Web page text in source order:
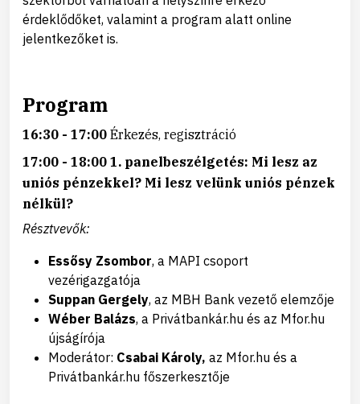
érdeklődőket, valamint a program alatt online
jelentkezőket is.
Program
16:30 - 17:00 Érkezés, regisztráció
17:00 - 18:00 1. panelbeszélgetés: Mi lesz az
uniós pénzekkel? Mi lesz velünk uniós pénzek
nélkül?
Résztvevők:
Essősy Zsombor, a MAPI csoport
vezérigazgatója
Suppan Gergely, az MBH Bank vezető elemzője
Wéber Balázs, a Privátbankár.hu és az Mfor.hu
újságírója
Moderátor: Csabai Károly, az Mfor.hu és a
Privátbankár.hu főszerkesztője